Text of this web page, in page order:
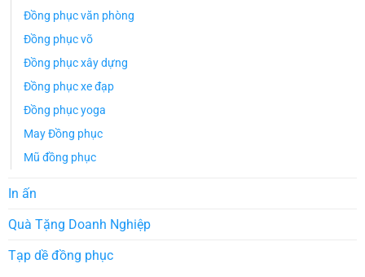
Đồng phục văn phòng
Đồng phục võ
Đồng phục xây dựng
Đồng phục xe đạp
Đồng phục yoga
May Đồng phục
Mũ đồng phục
In ấn
Quà Tặng Doanh Nghiệp
Tạp dề đồng phục